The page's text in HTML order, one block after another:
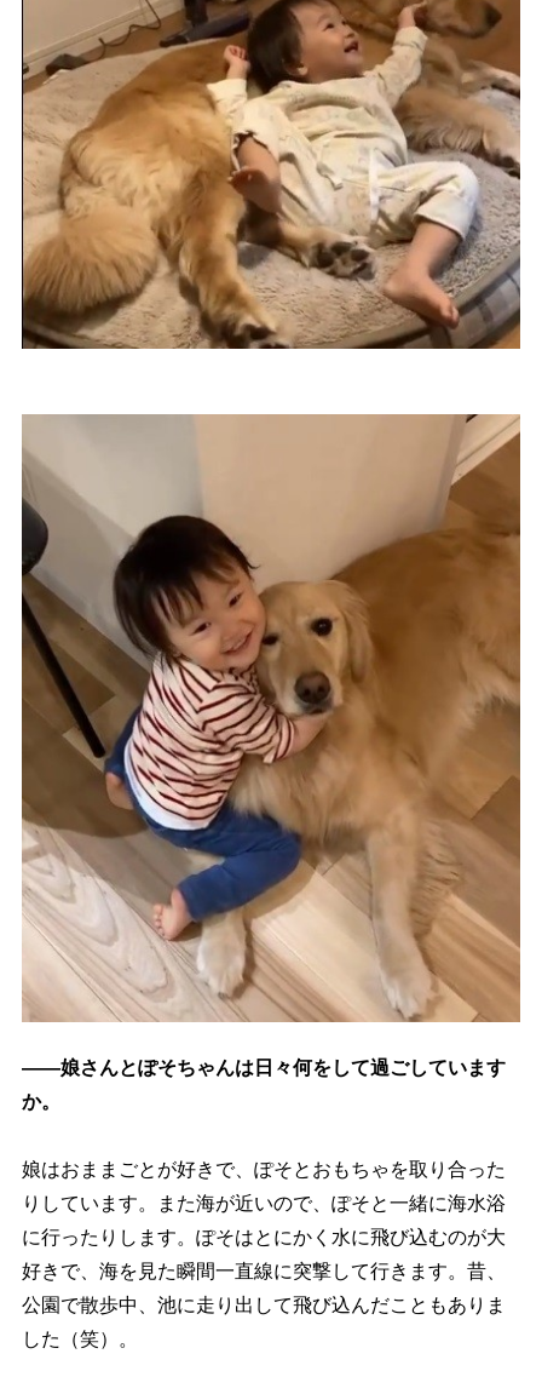
――娘さんとぽそちゃんは日々何をして過ごしています
か。
娘はおままごとが好きで、ぽそとおもちゃを取り合った
りしています。また海が近いので、ぽそと一緒に海水浴
に行ったりします。ぽそはとにかく水に飛び込むのが大
好きで、海を見た瞬間一直線に突撃して行きます。昔、
公園で散歩中、池に走り出して飛び込んだこともありま
した（笑）。